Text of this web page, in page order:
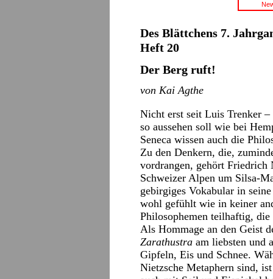
Des Blättchens 7.
Heft 20
Der Berg ruft!
von Kai Agthe
Nicht erst seit Luis Trenker –
so aussehen soll wie bei
Seneca wissen auch die
Zu den Denkern, die,
vordrangen, gehört Friedrich
Schweizer Alpen um Silsa-
gebirgiges Vokabular in
wohl gefühlt wie in keiner
Philosophemen teilhaftig, die
Als Hommage an den Geist
Zarathustra am liebsten und
Gipfeln, Eis und Schnee.
Nietzsche Metaphern sind,